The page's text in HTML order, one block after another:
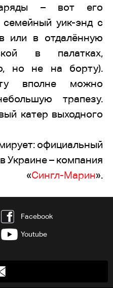
– вот его
уик-энд с
или в отдалённую
в палатках,
но не на борту).
вполне можно
трапезу.
катер выходного
официальный
Украине – компания
«Сингл-Марин».
Facebook
Youtube